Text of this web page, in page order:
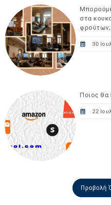
στα
φρούτων;
30
Ποιος θα
22
Προβολή